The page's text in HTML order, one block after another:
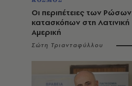
Οι περιπέτειες των Ρώσων
κατασκόπων στη Λατινική
Αμερική
Σώτη Τριανταφύλλου